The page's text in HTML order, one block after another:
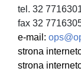
tel. 32
fax 32
e-mail:
strona
strona